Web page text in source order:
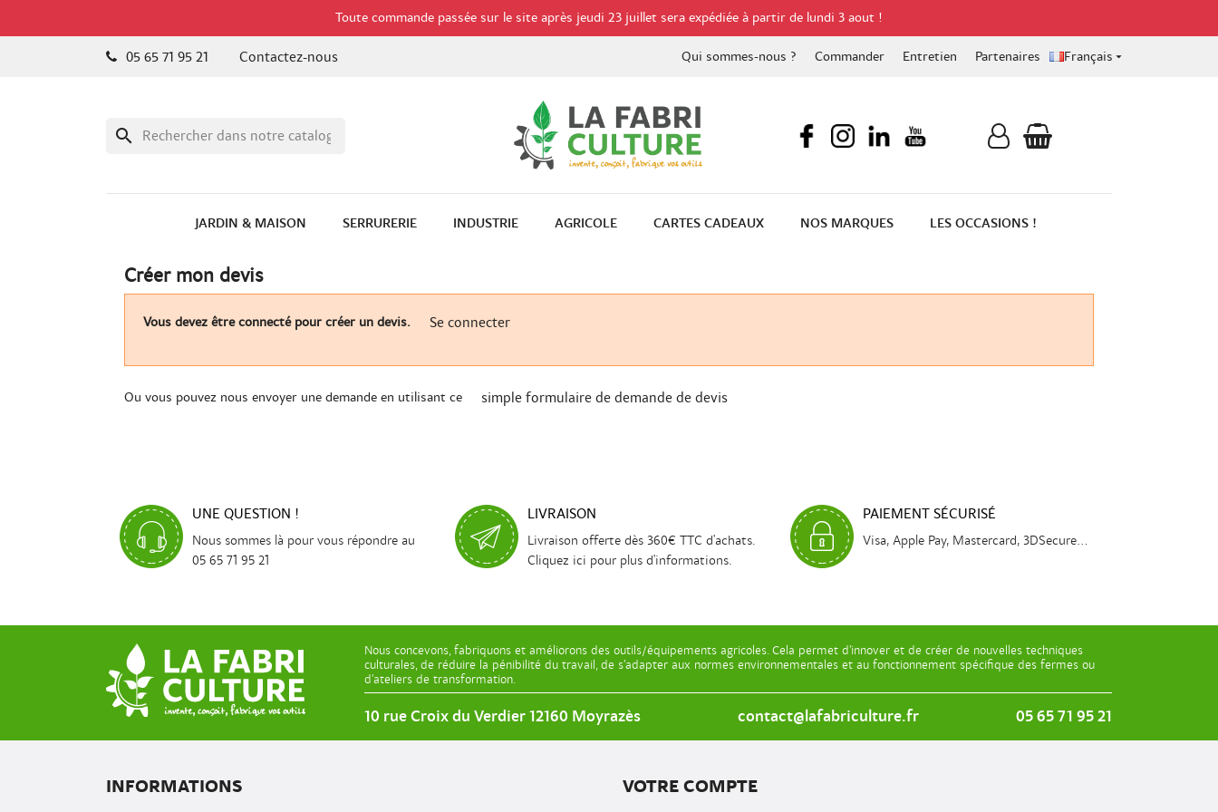
Toute commande passée sur le site après jeudi 23 juillet sera expédiée à partir de lundi 3 aout !
05 65 71 95 21 Contactez-nous Qui sommes-nous ? Commander Entretien Partenaires Français
search
JARDIN & MAISON SERRURERIE INDUSTRIE AGRICOLE CARTES CADEAUX NOS MARQUES LES OCCASIONS !
Créer mon devis
Vous devez être connecté pour créer un devis. Se connecter
Ou vous pouvez nous envoyer une demande en utilisant ce simple formulaire de demande de devis
UNE QUESTION !
Nous sommes là pour vous répondre au
05 65 71 95 21
LIVRAISON
Livraison offerte dès 360€ TTC d'achats.
Cliquez ici pour plus d'informations.
PAIEMENT SÉCURISÉ
Visa, Apple Pay, Mastercard, 3DSecure...
Nous concevons, fabriquons et améliorons des outils/équipements agricoles. Cela permet d’innover et de créer de nouvelles techniques
culturales, de réduire la pénibilité du travail, de s’adapter aux normes environnementales et au fonctionnement spécifique des fermes ou
d’ateliers de transformation.
10 rue Croix du Verdier 12160 Moyrazès contact@lafabriculture.fr 05 65 71 95 21
INFORMATIONS VOTRE COMPTE